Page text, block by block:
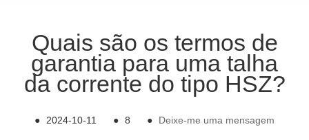
Quais são os termos de
garantia para uma talha
da corrente do tipo HSZ?
● 2024-10-11 ● 8 ● Deixe-me uma mensagem